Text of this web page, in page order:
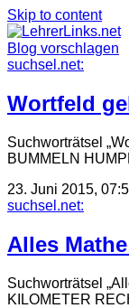
Skip to content
Blog vorschlagen
suchsel.net:
Wortfeld
Suchworträtsel
BUMMELN
23. Juni 2015,
suchsel.net:
Alles
Suchworträtsel
KILOMETER